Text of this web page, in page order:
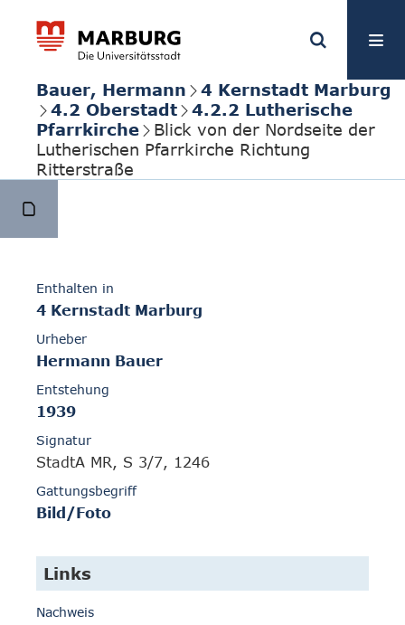
Bauer, Hermann
4 Kernstadt Marburg
4.2 Oberstadt
4.2.2 Lutherische
Pfarrkirche
Blick von der Nordseite der
Lutherischen Pfarrkirche Richtung
Ritterstraße
Enthalten in
4 Kernstadt Marburg
Urheber
Hermann Bauer
Entstehung
1939
Signatur
StadtA MR, S 3/7, 1246
Gattungsbegriff
Bild/Foto
Links
Nachweis